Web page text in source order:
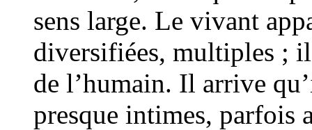
sens large. Le vivant
diversifiées, multiples ; il
de l’humain. Il arrive
presque intimes,